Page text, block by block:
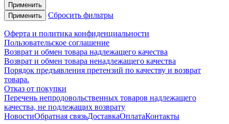
Применить
Применить
Сбросить фильтры
Оферта и политика конфиденциальности
Пользовательское соглашение
Возврат и обмен товара надлежащего качества
Возврат и обмен товара ненадлежащего качества
Порядок предъявления претензий по качеству и возврат
товара.
Отказ от покупки
Перечень непродовольственных товаров надлежащего
качества, не подлежащих возврату
НовостиОбратная связьДоставкаОплатаКонтакты